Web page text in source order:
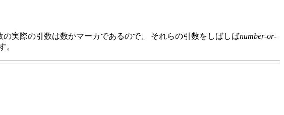
の実際の引数は数かマーカであるので、 それらの引数をしばしばnumber-or-
。